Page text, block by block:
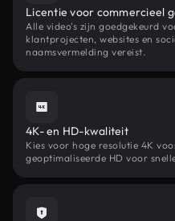
Licentie voor commercieel
Alle video's zijn goedgekeurd
klantprojecten, websites en
naamsvermelding vereist.
4K- en HD-kwaliteit
Kies voor hoge resolutie 4K
geoptimaliseerde HD voor